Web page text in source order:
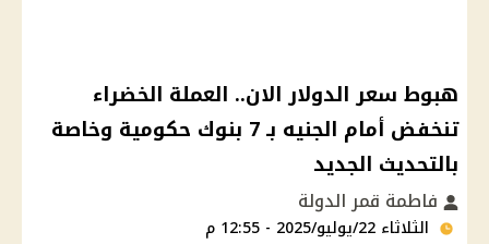
هبوط سعر الدولار الان.. العملة الخضراء
تنخفض أمام الجنيه بـ 7 بنوك حكومية وخاصة
بالتحديث الجديد
فاطمة قمر الدولة
الثلاثاء 22/يوليو/2025 - 12:55 م